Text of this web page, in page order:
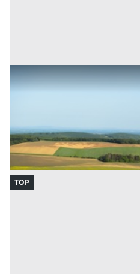
Terreni all'asta a Palermo
3.101 €
Codice asta:AW5523467960
Asta chiusa
TOP